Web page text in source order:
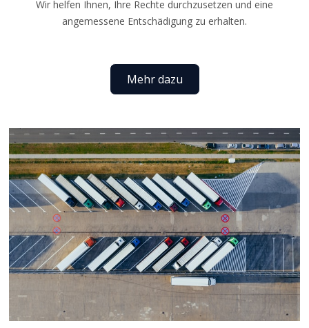
Wir helfen Ihnen, Ihre Rechte durchzusetzen und eine
angemessene Entschädigung zu erhalten.
Mehr dazu